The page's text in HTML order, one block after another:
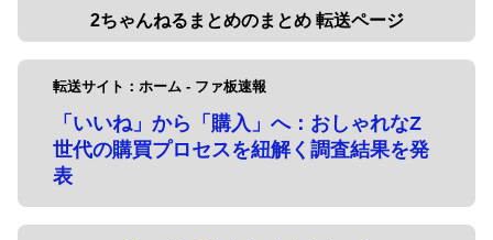
2ちゃんねるまとめのまとめ 転送ページ
転送サイト：ホーム - ファ板速報
「いいね」から「購入」へ：おしゃれなZ
世代の購買プロセスを紐解く調査結果を発
表